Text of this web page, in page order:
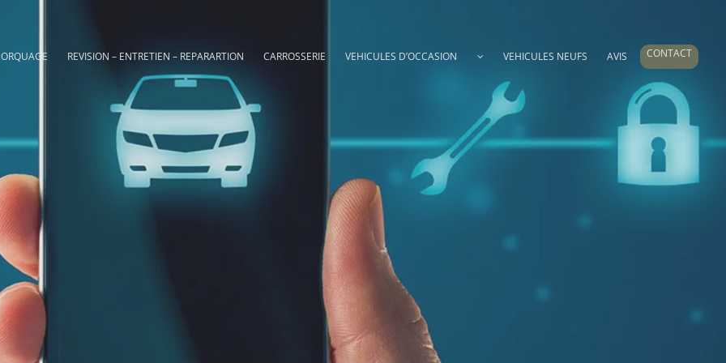
REVISION – ENTRETIEN – REPARARTION CARROSSERIE VEHICULES D’OCCASION VEHICULES NEUFS AVIS CONTACT